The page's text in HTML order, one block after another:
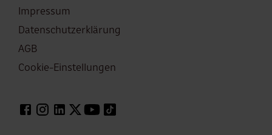
Fußzeile
Impressum
Datenschutzerklärung
AGB
Cookie-Einstellungen